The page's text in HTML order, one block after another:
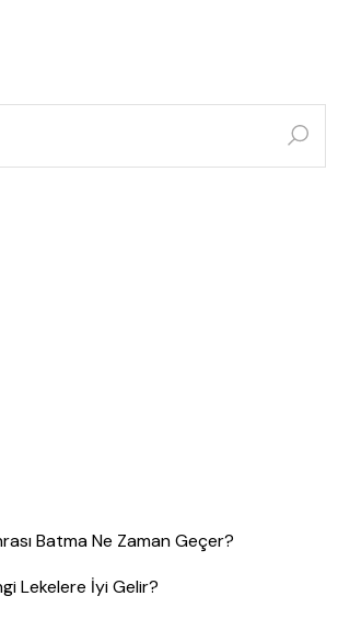
Batma Ne Zaman Geçer?
Lekelere İyi Gelir?